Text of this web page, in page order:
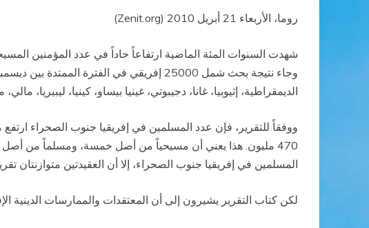
روما، الأربعاء 21 أبريل 2010 (Zenit.org)
الديمقراطية، إثيوبيا، غانا، دجيبوتي، غينيا بيساو، كينيا، ليبيريا،
470 مليون. هذا يعني أن مسيحياً من أصل خمسة، ومسلماً من
المسلمين في إفريقيا جنوب الصحراء، إلا أن العقيدتين متوازنتان تقريباً في القارة الإفريقية
لكن كتاب التقرير يشيرون إلى أن المعتقدات والممارسات الدينية